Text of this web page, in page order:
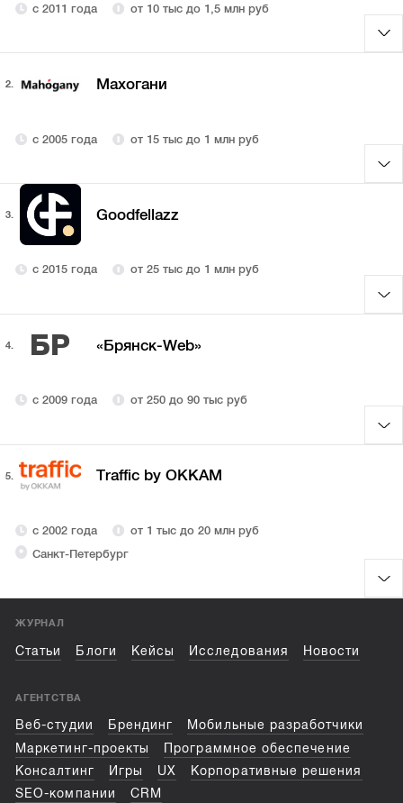
с 2011 года от 10 тыс до 1,5 млн руб
2. Махогани
с 2005 года от 15 тыс до 1 млн руб
3. Goodfellazz
с 2015 года от 25 тыс до 1 млн руб
4. БР «Брянск-Web»
с 2009 года от 250 до 90 тыс руб
5. Traffic by OKKAM
с 2002 года
от 1 тыс до 20 млн руб
Санкт-Петербург
ЖУРНАЛ
Статьи Блоги Кейсы Исследования Новости
АГЕНТСТВА
Веб-студии Брендинг
Мобильные разработчики
Маркетинг-проекты
Программное обеспечение
Консалтинг
Игры UX
Корпоративные решения
SEO-компании
CRM